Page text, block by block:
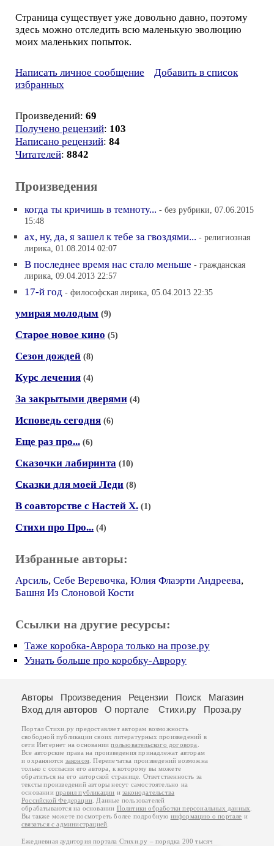
Страница существует уже довольно давно, поэтому
здесь можно отследить всю маленькую эволюцию
моих маленьких попыток.
Написать личное сообщение
Добавить в список
избранных
Произведений: 69
Получено рецензий: 103
Написано рецензий: 84
Читателей: 8842
Произведения
когда ты кричишь в темноту... - без рубрики, 07.06.2015
15:48
ах, ну, да, я зашел к тебе за гвоздями... - религиозная
лирика, 01.08.2014 02:07
В последнее время нас стало меньше - гражданская
лирика, 09.04.2013 22:57
17-й год - философская лирика, 05.04.2013 22:35
умирая молодым (9)
Старое новое кино (5)
Сезон дождей (8)
Курс лечения (4)
За закрытыми дверями (4)
Исповедь сегодня (6)
Еще раз про... (6)
Сказочки лабиринта (10)
Сказки для моей Леди (8)
В соавторстве с Настей Х. (1)
Стихи про Про... (4)
Избранные авторы:
Арсиль, Себе Веревочка, Юлия Флаэрти Андреева,
Башня Из Слоновой Кости
Ссылки на другие ресурсы:
Таже коробка-Аврора только на прозе.ру
Узнать больше про коробку-Аврору
Авторы Произведения Рецензии Поиск
Магазин
Вход для авторов
О портале Стихи.ру Проза.ру
Портал Стихи.ру предоставляет авторам возможность
свободной публикации своих литературных произведений в
сети Интернет на основаниипользовательского договора.
Все авторские права на произведения принадлежат авторам
и охраняются законом. Перепечатка произведений возможна
только с согласия его автора, к которому вы можете
обратиться на его авторской странице. Ответственность за
тексты произведений авторы несут самостоятельно на
основанииправил публикации изаконодательства
Российской Федерации. Данные пользователей
обрабатываются на основании Политики обработки персональных данных.
Вы также можете посмотреть более подробную информацию о портале и
связаться с администрацией.
Ежедневная аудитория портала Стихи.ру – порядка 200 тысяч